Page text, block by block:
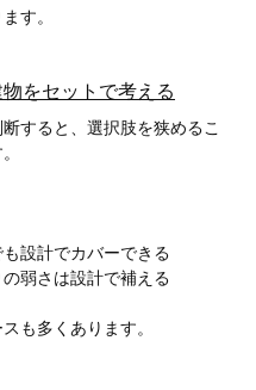
す。
をセットで考える
すると、選択肢を狭めるこ
設計でカバーできる
の弱さは設計で補える
も多くあります。